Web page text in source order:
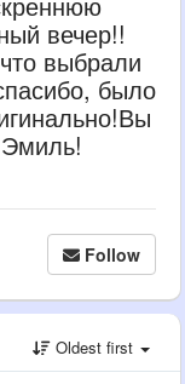
вечер!!
выбрали
было
Follow
Oldest first